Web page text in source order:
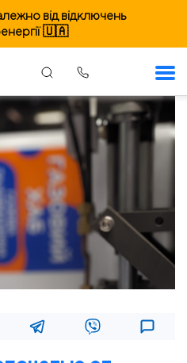
від відключень
🇺🇦